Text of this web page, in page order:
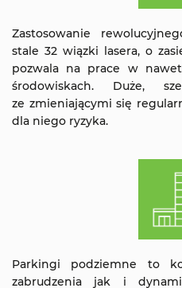
Zastosowanie
stale 32 wiązki lasera, o
pozwala na prace w
środowiskach. Duże,
ze zmieniającymi się
dla niego ryzyka.
Parkingi podziemne to
zabrudzenia jak i